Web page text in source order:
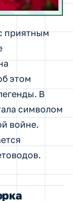
приятным
этом
В
символом
войне.